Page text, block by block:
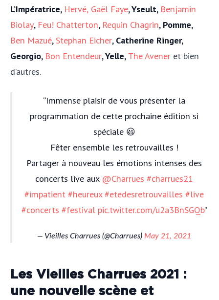
L’Impératrice, Hervé, Gaël Faye, Yseult, Benjamin
Biolay, Feu! Chatterton, Requin Chagrin, Pomme,
Ben Mazué, Stephan Eicher, Catherine Ringer,
Georgio, Bon Entendeur, Yelle, The Avener et bien
d’autres.
Immense plaisir de vous présenter la
programmation de cette prochaine édition si
spéciale 😃
Fêter ensemble les retrouvailles !
Partager à nouveau les émotions intenses des
concerts live aux @Charrues #charrues21
#impatient #heureux #etedesretrouvailles #live
#concerts #festival pic.twitter.com/u2a3BnSGQb
— Vieilles Charrues (@Charrues) May 21, 2021
Les Vieilles Charrues 2021 :
une nouvelle scène et